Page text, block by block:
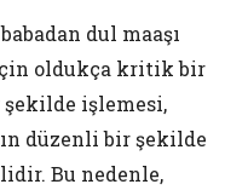
dul maaşı
oldukça kritik bir
şekilde işlemesi,
düzenli bir şekilde
Bu nedenle,